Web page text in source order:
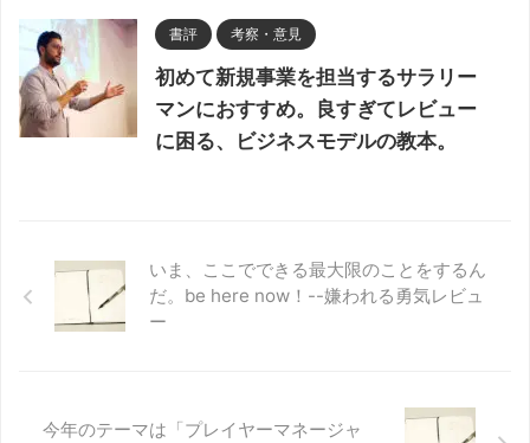
書評 考察・意見
初めて新規事業を担当するサラリー
マンにおすすめ。良すぎてレビュー
に困る、ビジネスモデルの教本。
いま、ここでできる最大限のことをするん
だ。be here now！--嫌われる勇気レビュ
ー
今年のテーマは「プレイヤーマネージャ